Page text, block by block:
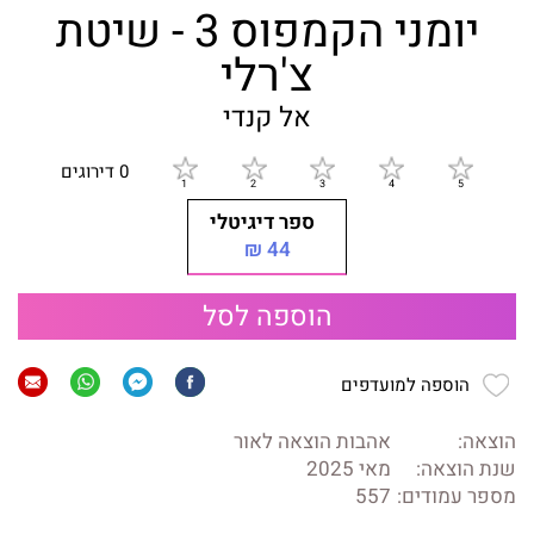
יומני הקמפוס 3 - שיטת
צ'רלי
אל קנדי
0 דירוגים
ספר דיגיטלי
44 ₪
הוספה לסל
הוספה למועדפים
הוצאה:
אהבות הוצאה לאור
שנת הוצאה:
מאי 2025
מספר עמודים: 557